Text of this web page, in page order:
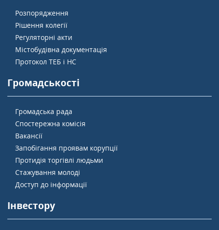
Розпорядження
Рішення колегії
Регуляторні акти
Містобудівна документація
Протокол ТЕБ і НС
Громадськості
Громадська рада
Спостережна комісія
Вакансії
Запобігання проявам корупції
Протидія торгівлі людьми
Стажування молоді
Доступ до інформації
Інвестору